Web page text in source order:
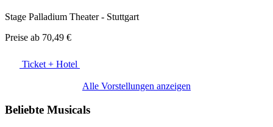
Stage Palladium Theater - Stuttgart
Preise ab 70,49 €
Ticket + Hotel
Alle Vorstellungen anzeigen
Beliebte Musicals